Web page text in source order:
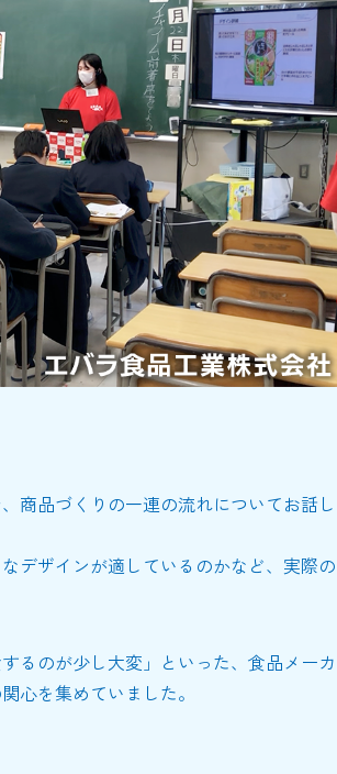
商品づくりの一連の流れについてお話し
デザインが適しているのかなど、実際の
るのが少し大変」といった、食品メーカ
心を集めていました。